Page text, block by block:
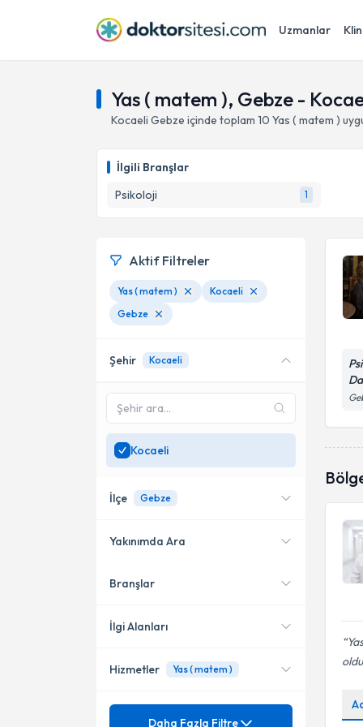
Uzmanlar
Yas ( matem ), Gebze -
Kocaeli Gebze içinde toplam 10 Yas ( matem )
İlgili Branşlar
Psikoloji
1
Aktif Filtreler
Yas ( matem )
Kocaeli
Gebze
Şehir Kocaeli
Kocaeli
İlçe Gebze
İzmit
Başiskele
Yakınımda Ara
Konumuma yakın uzmanları
Branşlar
Psikoloji
İlgi Alanları
0-3 yaş bebeklerde Uyku,
Hizmetler Yas ( matem )
Mezuniyet
Daha Fazla Filtre